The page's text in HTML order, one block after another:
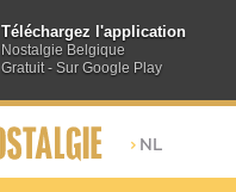
Téléchargez l'application
Nostalgie Belgique
Gratuit - Sur Google Play
> NL